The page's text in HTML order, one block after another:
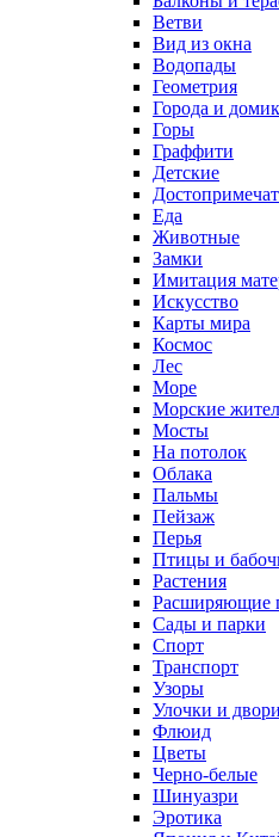
Ветви
Вид из окна
Водопады
Геометрия
Города и
Горы
Граффити
Детские
Еда
Животные
Замки
Имитация
Искусство
Карты мира
Космос
Лес
Море
Морские
Мосты
На потолок
Облака
Пальмы
Пейзаж
Перья
Птицы и
Растения
Расширяющие
Сады и парки
Спорт
Транспорт
Узоры
Улочки и
Флюид
Цветы
Черно-белые
Шинуазри
Эротика